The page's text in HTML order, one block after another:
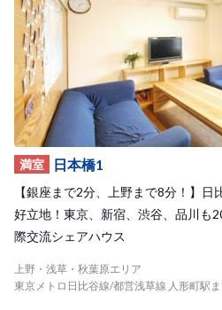
満室 日本橋1
【銀座まで2分、上野まで8分！】
好立地！東京、新宿、渋谷、品川も
際交流シェアハウス
上野・浅草・秋葉原エリア
東京メトロ日比谷線/都営浅草線 人形町駅